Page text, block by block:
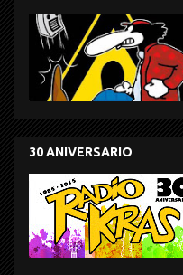
30 ANIVERSARIO